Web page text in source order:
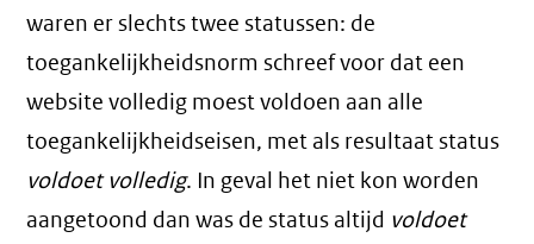
waren er slechts twee statussen: de
toegankelijkheidsnorm schreef voor dat een
website volledig moest voldoen aan alle
toegankelijkheidseisen, met als resultaat status
voldoet volledig. In geval het niet kon worden
aangetoond dan was de status altijd voldoet